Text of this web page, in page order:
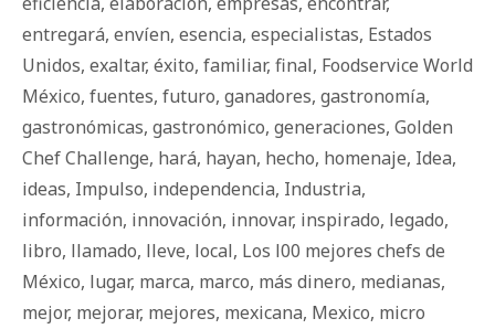
entregará, envíen, esencia, especialistas, Estados
Unidos, exaltar, éxito, familiar, final, Foodservice World
México, fuentes, futuro, ganadores, gastronomía,
gastronómicas, gastronómico, generaciones, Golden
Chef Challenge, hará, hayan, hecho, homenaje, Idea,
ideas, Impulso, independencia, Industria,
información, innovación, innovar, inspirado, legado,
libro, llamado, lleve, local, Los l00 mejores chefs de
México, lugar, marca, marco, más dinero, medianas,
mejor, mejorar, mejores, mexicana, Mexico, micro